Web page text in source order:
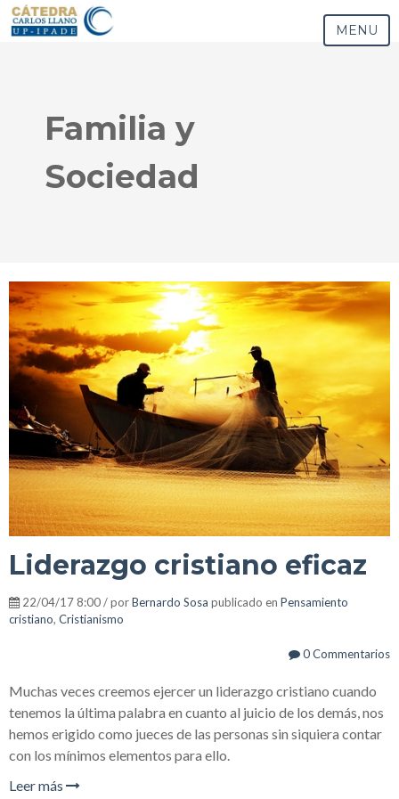
MENU
Familia y
Sociedad
Liderazgo cristiano eficaz
22/04/17 8:00 / porBernardo Sosa publicado en Pensamiento
cristiano, Cristianismo
0 Commentarios
Muchas veces creemos ejercer un liderazgo cristiano cuando
tenemos la última palabra en cuanto al juicio de los demás, nos
hemos erigido como jueces de las personas sin siquiera contar
con los mínimos elementos para ello.
Leer más